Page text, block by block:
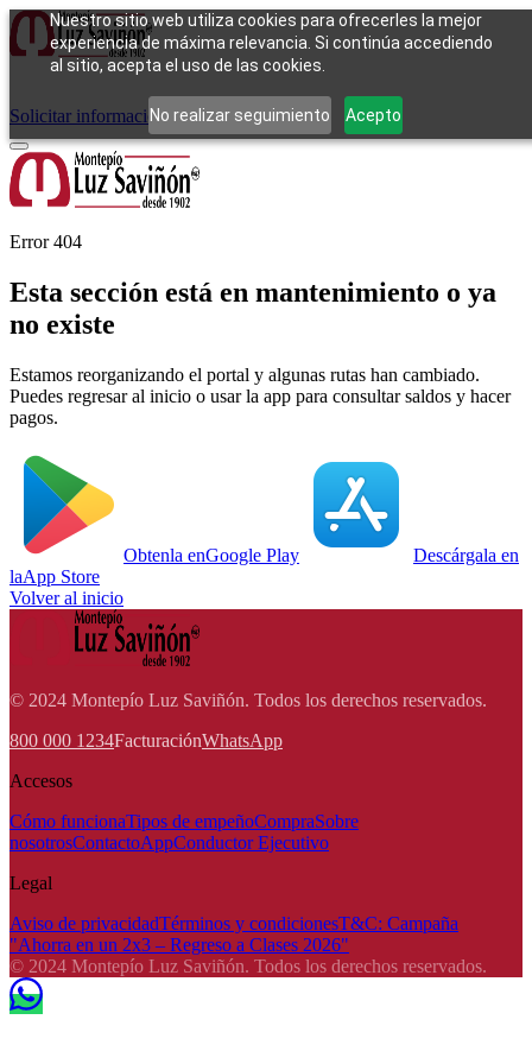
Nuestro sitio web utiliza cookies para ofrecerles la mejor
experiencia de máxima relevancia. Si continúa accediendo
al sitio, acepta el uso de las cookies.
No realizar seguimiento Acepto
Cómo funcionaTipos de empeñoCompraContacto
Solicitar información Iniciar sesión
Error 404
Esta sección está en mantenimiento o ya
no existe
Estamos reorganizando el portal y algunas rutas han cambiado.
Puedes regresar al inicio o usar la app para consultar saldos y hacer
pagos.
Obtenla enGoogle Play
Descárgala en
laApp Store
Volver al inicio
© 2024 Montepío Luz Saviñón. Todos los derechos reservados.
800 000 1234FacturaciónWhatsApp
Accesos
Cómo funcionaTipos de empeñoCompraSobre
nosotrosContactoAppConductor Ejecutivo
Legal
Aviso de privacidadTérminos y condicionesT&C: Campaña
"Ahorra en un 2x3 – Regreso a Clases 2026"
© 2024 Montepío Luz Saviñón. Todos los derechos reservados.